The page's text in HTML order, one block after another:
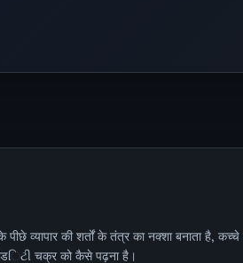
व्यापार की शर्तों के तंत्र का नक्शा बनाता
चक्र को कैसे पढ़ना है।